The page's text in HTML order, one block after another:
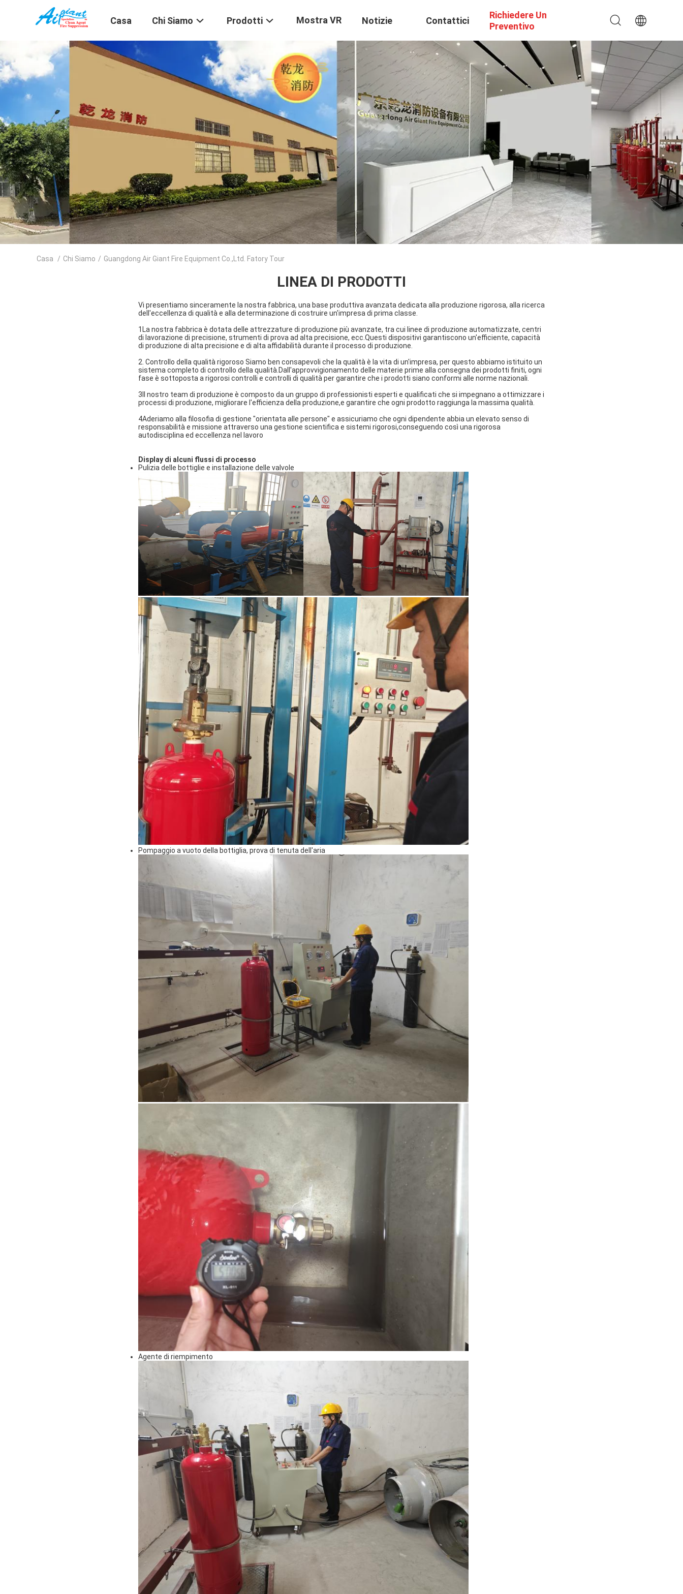
Casa Chi Siamo Prodotti Mostra VR Notizie Contattici
Richiedere Un
Preventivo
Casa / Chi Siamo / Guangdong Air Giant Fire Equipment Co.,Ltd. Fatory Tour
LINEA DI PRODOTTI
Vi presentiamo sinceramente la nostra fabbrica, una base produttiva avanzata dedicata alla produzione rigorosa, alla ricerca
dell'eccellenza di qualità e alla determinazione di costruire un'impresa di prima classe.
1La nostra fabbrica è dotata delle attrezzature di produzione più avanzate, tra cui linee di produzione automatizzate, centri
di lavorazione di precisione, strumenti di prova ad alta precisione, ecc.Questi dispositivi garantiscono un'efficiente, capacità
di produzione di alta precisione e di alta affidabilità durante il processo di produzione.
2. Controllo della qualità rigoroso Siamo ben consapevoli che la qualità è la vita di un'impresa, per questo abbiamo istituito un
sistema completo di controllo della qualità.Dall'approvvigionamento delle materie prime alla consegna dei prodotti finiti, ogni
fase è sottoposta a rigorosi controlli e controlli di qualità per garantire che i prodotti siano conformi alle norme nazionali.
3Il nostro team di produzione è composto da un gruppo di professionisti esperti e qualificati che si impegnano a ottimizzare i
processi di produzione, migliorare l'efficienza della produzione,e garantire che ogni prodotto raggiunga la massima qualità.
4Aderiamo alla filosofia di gestione "orientata alle persone" e assicuriamo che ogni dipendente abbia un elevato senso di
responsabilità e missione attraverso una gestione scientifica e sistemi rigorosi,conseguendo così una rigorosa
autodisciplina ed eccellenza nel lavoro
Display di alcuni flussi di processo
Pulizia delle bottiglie e installazione delle valvole
Pompaggio a vuoto della bottiglia, prova di tenuta dell'aria
Agente di riempimento